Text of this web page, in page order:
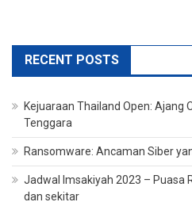
RECENT POSTS
Kejuaraan Thailand Open: Ajang
Tenggara
Ransomware: Ancaman Siber
Jadwal Imsakiyah 2023 – Puasa
dan sekitar